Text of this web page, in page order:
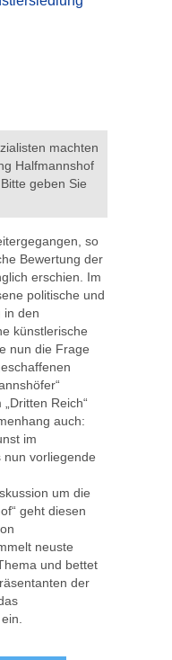
machten
Halfmannshof
geben Sie
so
Bewertung der
erschien. Im
politische und
in den
künstlerische
nun die Frage
Reich“
auch:
im
nun vorliegende
um die
geht diesen
neuste
und bettet
der